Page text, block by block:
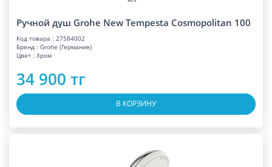
Ручной душ Grohe New Tempesta Cosmopolitan 100
Код товара : 27584002
Бренд : Grohe (Германия)
Цвет : Хром
34 900 тг
В КОРЗИНУ